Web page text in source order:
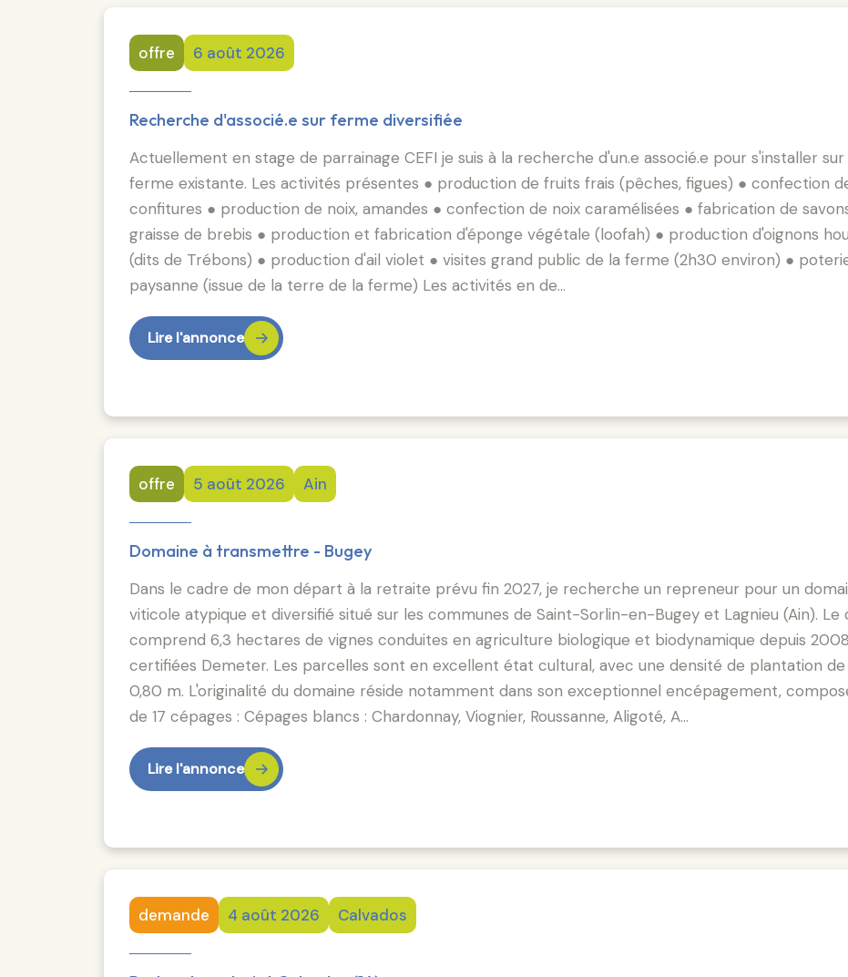
offre 6 août 2026
Recherche d'associé.e sur ferme diversifiée
Actuellement en stage de parrainage CEFI je suis à la recherche d'un.e associé.e pour s'installer sur
ferme existante. Les activités présentes ● production de fruits frais (pêches, figues) ● confection
confitures ● production de noix, amandes ● confection de noix caramélisées ● fabrication de
graisse de brebis ● production et fabrication d'éponge végétale (loofah) ● production d'oignons
(dits de Trébons) ● production d'ail violet ● visites grand public de la ferme (2h30 environ) ●
paysanne (issue de la terre de la ferme) Les activités en de…
Lire l'annonce
offre 5 août 2026 Ain
Domaine à transmettre - Bugey
Dans le cadre de mon départ à la retraite prévu fin 2027, je recherche un repreneur pour un
viticole atypique et diversifié situé sur les communes de Saint-Sorlin-en-Bugey et Lagnieu (Ain). Le
comprend 6,3 hectares de vignes conduites en agriculture biologique et biodynamique depuis
certifiées Demeter. Les parcelles sont en excellent état cultural, avec une densité de plantation de
0,80 m. L'originalité du domaine réside notamment dans son exceptionnel encépagement,
de 17 cépages : Cépages blancs : Chardonnay, Viognier, Roussanne, Aligoté, A…
Lire l'annonce
demande 4 août 2026 Calvados